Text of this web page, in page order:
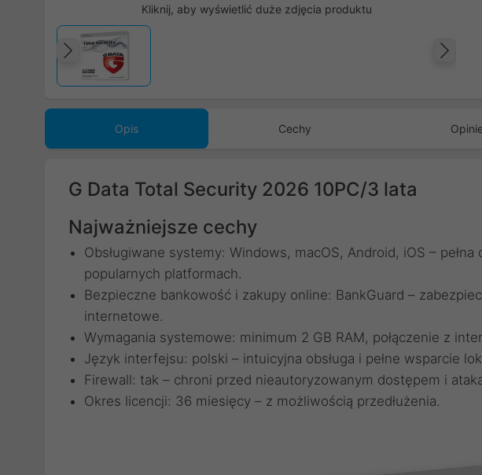
Kliknij, aby wyświetlić duże zdjęcia produktu
Poprzedni
Opis Cechy
G Data Total Security 2026 10PC/3 lata
Najważniejsze cechy
Obsługiwane systemy: Windows, macOS, Android, iOS –
popularnych platformach.
Bezpieczne bankowość i zakupy online: BankGuard –
internetowe.
Wymagania systemowe: minimum 2 GB RAM, połączenie z
Język interfejsu: polski – intuicyjna obsługa i pełne wsparcie
Firewall: tak – chroni przed nieautoryzowanym dostępem i
Okres licencji: 36 miesięcy – z możliwością przedłużenia.